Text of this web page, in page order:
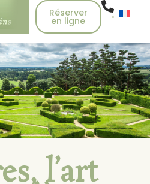
Réserver
en ligne
l’art